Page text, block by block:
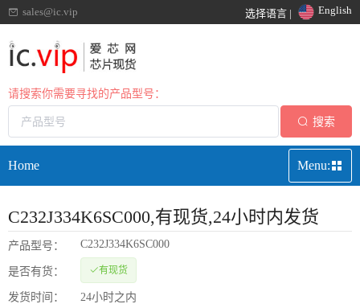
sales@ic.vip 选择语言 | English
请搜索你需要寻找的产品型号：
搜索
Home Menu:
C232J334K6SC000,有现货,24小时内发货
产品型号： C232J334K6SC000
是否有货： 有现货
发货时间：
24小时之内